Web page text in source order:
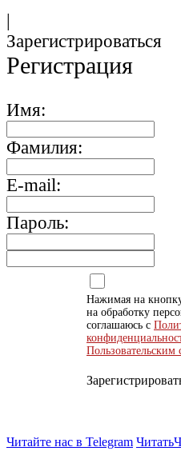
|
Зарегистрироваться
Регистрация
Имя:
Фамилия:
E-mail:
Пароль:
Нажимая на
на обработку
соглашаюсь с
Пользовательским
Читайте нас в Telegram Читать